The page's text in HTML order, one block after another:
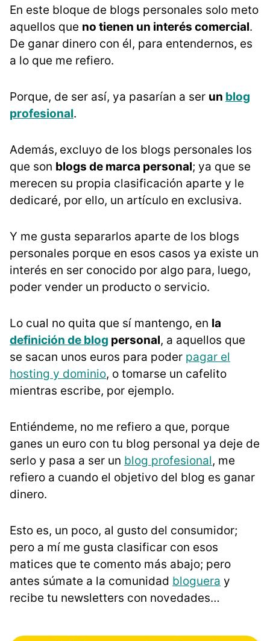
En este bloque de blogs personales solo meto
aquellos que no tienen un interés comercial.
De ganar dinero con él, para entendernos, es
a lo que me refiero.
Porque, de ser así, ya pasarían a ser un blog
profesional.
Además, excluyo de los blogs personales los
que son blogs de marca personal; ya que se
merecen su propia clasificación aparte y le
dedicaré, por ello, un artículo en exclusiva.
Y me gusta separarlos aparte de los blogs
personales porque en esos casos ya existe un
interés en ser conocido por algo para, luego,
poder vender un producto o servicio.
Lo cual no quita que sí mantengo, en la
definición de blog personal, a aquellos que
se sacan unos euros para poder pagar el
hosting y dominio, o tomarse un cafelito
mientras escribe, por ejemplo.
Entiéndeme, no me refiero a que, porque
ganes un euro con tu blog personal ya deje de
serlo y pasa a ser un blog profesional, me
refiero a cuando el objetivo del blog es ganar
dinero.
Esto es, un poco, al gusto del consumidor;
pero a mí me gusta clasificar con esos
matices que te comento más abajo; pero
antes súmate a la comunidad bloguera y
recibe tu newsletters con novedades…